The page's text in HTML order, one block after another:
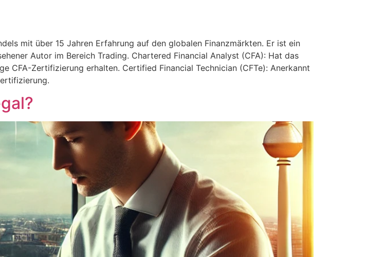
mit über 15 Jahren Erfahrung auf den globalen Finanzmärkten. Er ist ein
Autor im Bereich Trading. Chartered Financial Analyst (CFA): Hat das
CFA-Zertifizierung erhalten. Certified Financial Technician (CFTe): Anerkannt